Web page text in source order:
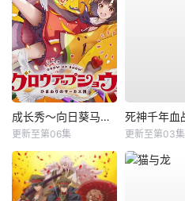
成长秀～向日葵马戏团～
更新至第06集 更新至第03集